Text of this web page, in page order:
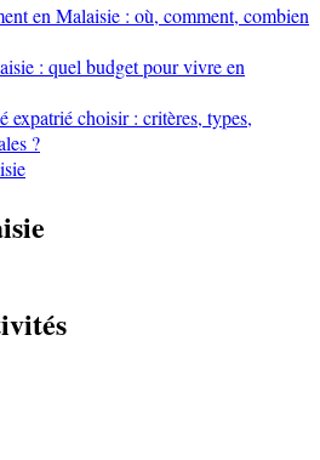
en Malaisie : où, comment, combien
: quel budget pour vivre en
expatrié choisir : critères, types,
?